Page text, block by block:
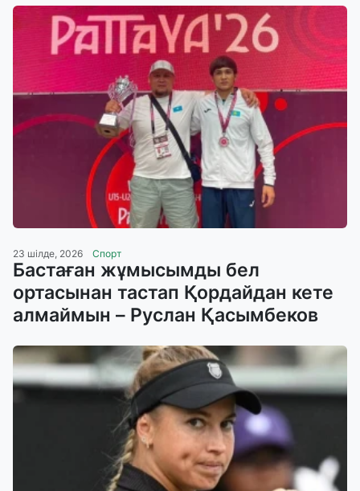
23 шілде, 2026 Спорт
Бастаған жұмысымды бел
ортасынан тастап Қордайдан кете
алмаймын – Руслан Қасымбеков